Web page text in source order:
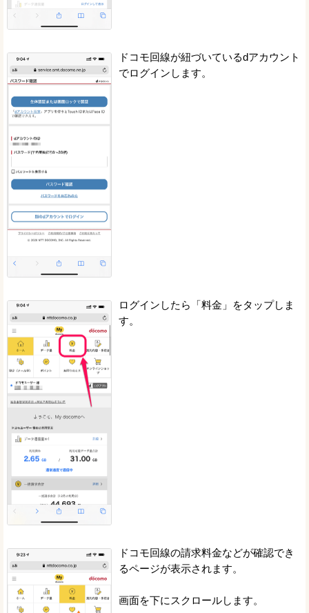
ドコモ回線が紐づいているdアカウント
でログインします。
ログインしたら「料金」をタップしま
す。
ドコモ回線の請求料金などが確認でき
るページが表示されます。
画面を下にスクロールします。